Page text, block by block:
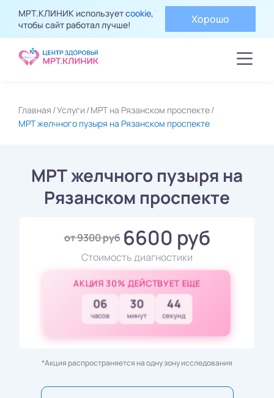
МРТ.КЛИНИК используетcookie,
чтобы сайт работал лучше!
Хорошо
Главная Услуги МРТ на Рязанском проспекте
МРТ желчного пузыря на Рязанском проспекте
МРТ желчного пузыря на
Рязанском проспекте
от 9300 руб 6600 руб
Стоимость диагностики
АКЦИЯ 30% ДЕЙСТВУЕТ ЕЩЕ
06
часов
30
минут
43
секунд
*Акция распространяется на одну зону исследования